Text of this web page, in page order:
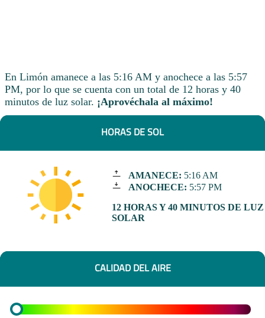
En Limón amanece a las 5:16 AM y anochece a las 5:57
PM, por lo que se cuenta con un total de 12 horas y 40
minutos de luz solar. ¡Aprovéchala al máximo!
HORAS DE SOL
AMANECE: 5:16 AM
ANOCHECE: 5:57 PM
12 HORAS Y 40 MINUTOS DE LUZ
SOLAR
CALIDAD DEL AIRE